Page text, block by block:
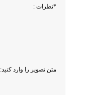
*نظرات :
متن تصویر را وارد کنید: